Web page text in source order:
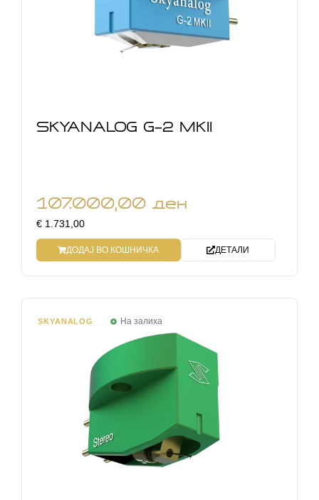
SKYANALOG G-2 MKII
107.000,00 ден
€ 1.731,00
ДОДАЈ ВО КОШНИЧКА ДЕТАЛИ
SKYANALOG На залиха